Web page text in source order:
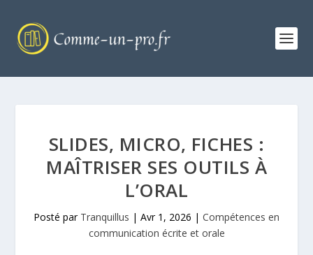
SLIDES, MICRO, FICHES :
MAÎTRISER SES OUTILS À
L’ORAL
Posté par Tranquillus | Avr 1, 2026 | Compétences en
communication écrite et orale